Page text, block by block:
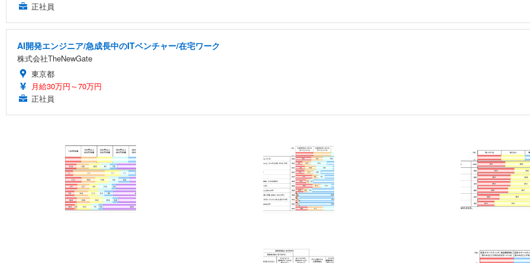
正社員
AI開発エンジニア/急成長中のITベンチャー/在宅ワーク
株式会社TheNewGate
東京都
月給30万円～70万円
正社員